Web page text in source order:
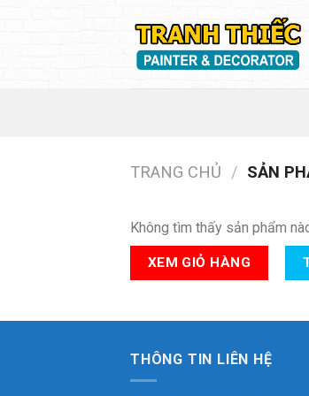
TRANG CHỦ / SẢN
Không tìm thấy sản phẩm
XEM GIỎ HÀNG
THÔNG TIN LIÊN HỆ